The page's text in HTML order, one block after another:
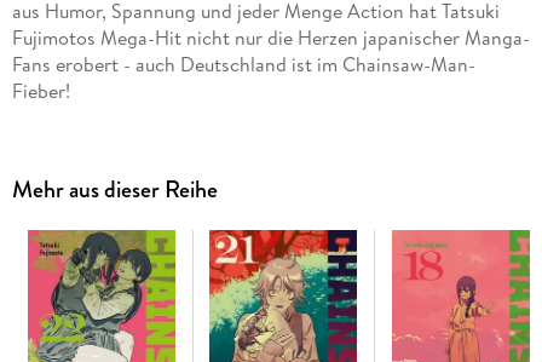
aus Humor, Spannung und jeder Menge Action hat Tatsuki
Fujimotos Mega-Hit nicht nur die Herzen japanischer Manga-
Fans erobert - auch Deutschland ist im Chainsaw-Man-
Fieber!
nur darum geht, ihre Begleitung in eine Waffe zu verwandeln.
altbekannten Albtraum, als ein Teufel die beiden zwischen
Fischen und Seesternen gefangen nimmt. . .
"Blutig, lustig und actiongeladen."
- Manga Passion.
Mehr aus dieser Reihe